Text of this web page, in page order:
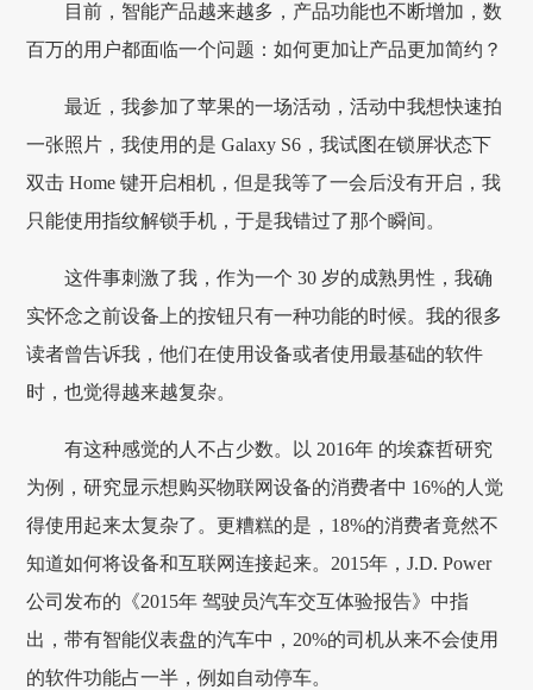
目前，智能产品越来越多，产品功能也不断增加，数
百万的用户都面临一个问题：如何更加让产品更加简约？
最近，我参加了苹果的一场活动，活动中我想快速拍
一张照片，我使用的是 Galaxy S6，我试图在锁屏状态下
双击 Home 键开启相机，但是我等了一会后没有开启，我
只能使用指纹解锁手机，于是我错过了那个瞬间。
这件事刺激了我，作为一个 30 岁的成熟男性，我确
实怀念之前设备上的按钮只有一种功能的时候。我的很多
读者曾告诉我，他们在使用设备或者使用最基础的软件
时，也觉得越来越复杂。
有这种感觉的人不占少数。以 2016年 的埃森哲研究
为例，研究显示想购买物联网设备的消费者中 16%的人觉
得使用起来太复杂了。更糟糕的是，18%的消费者竟然不
知道如何将设备和互联网连接起来。2015年，J.D. Power
公司发布的《2015年 驾驶员汽车交互体验报告》中指
出，带有智能仪表盘的汽车中，20%的司机从来不会使用
的软件功能占一半，例如自动停车。